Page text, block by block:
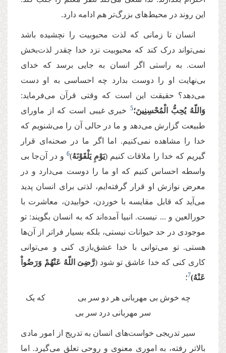
این روند در محیط‌های بزرگ‌تر هم ادامه دارد.
انسان تا زمانی که لذت محبوبیت را نچشیده باشد
نمی‌تواند درک کند که محبوبیت نزد خدا چقدر لذت‌بخش
است. به راستی اگر انسان به جایی برسد که خدای
بی‌نهایت او را دوست بدارد چه احساسی به او دست
می‌دهد؟ حقیقت این است که وقتی قرآن می‌فرماید:
وَاللّهُ یُحِبُّ الْمُحْسِنِینَ؛5 خبری غیبی است که از ماورای
طبیعت گزارش می‌دهد و ما در حالی آن را می‌شنویم که
خدا را مشاهده نمی‌کنیم. اما اگر ما در صحنه‌ای قرار
گیریم که خدا را ملاقات کنیم (یَوْمِ یَلْقَوْنَهُ)
6 و در آن‌جا بی
واسطه احساس کنیم که او ما را دوست می‌دارد و در
معرض نوازش او قرار گرفته‌ایم، لذتی برای انسان پدید
می‌آید که قابل مقایسه با خوردن، خوابیدن، معاشرت با
حورالعین و ... نیست. انبیا آمده‌اند که به انسان بگویند: تو
موجودی در حد حیوانات نیستی، بلکه بسیار فراتر از آن‌ها
هستی. تو می‌توانی با خدا عشق‌بازی کنی و می‌توانی
کاری کنی که خدا عاشق تو شود (رَّضِیَ اللّهُ عَنْهُمْ وَرَضُواْ
عَنْهُ)7؛
چه خوش بی ‌مهربانی هر دو سر بی که یک
سر مهربانی درد سر بی
سیر تدریجی خواست‌های انسان به تدریج از امور مادی
بالاتر رفته، به اموری معنوی و روحی تعلق می‌گیرد. اما